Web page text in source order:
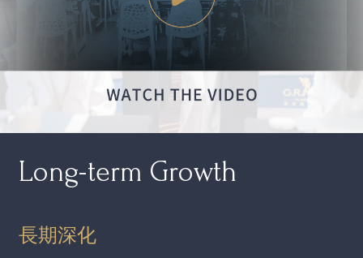
Long-term Growth
長期深化